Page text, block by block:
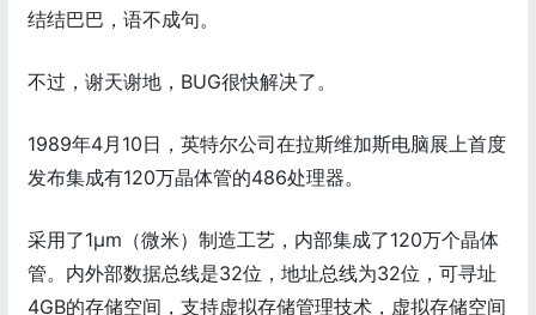
结结巴巴，语不成句。
不过，谢天谢地，BUG很快解决了。
1989年4月10日，英特尔公司在拉斯维加斯电脑展上首度
发布集成有120万晶体管的486处理器。
采用了1μm（微米）制造工艺，内部集成了120万个晶体
管。内外部数据总线是32位，地址总线为32位，可寻址
4GB的存储空间，支持虚拟存储管理技术，虚拟存储空间